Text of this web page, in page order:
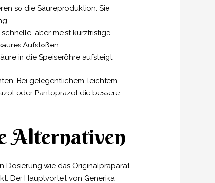
so die Säureproduktion. Sie
aber meist kurzfristige
Aufstoßen.
in die Speiseröhre aufsteigt.
Bei gelegentlichem, leichtem
oder Pantoprazol die bessere
Alternativen
Dosierung wie das Originalpräparat
Der Hauptvorteil von Generika